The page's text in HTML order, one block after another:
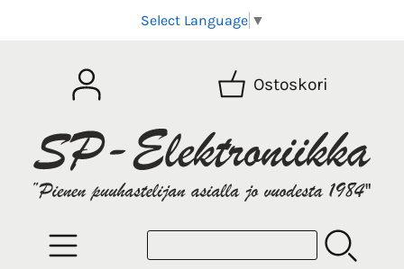
Select Language ▼
Ostoskori